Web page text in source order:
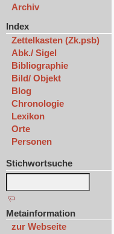
Archiv
Index
Zettelkasten (Zk.psb)
Abk./ Sigel
Bibliographie
Bild/ Objekt
Blog
Chronologie
Lexikon
Orte
Personen
Stichwortsuche
Metainformation
zur Webseite